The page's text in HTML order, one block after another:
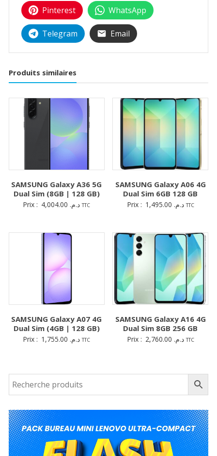
Pinterest WhatsApp
Telegram Email
Produits similaires
SAMSUNG Galaxy A36 5G
Dual Sim (8GB | 128 GB)
Prix : د.م. TTC
SAMSUNG Galaxy A06 4G
Dual Sim 6GB 128 GB
Prix : د.م. TTC
SAMSUNG Galaxy A07 4G
Dual Sim (4GB | 128 GB)
Prix : د.م. TTC
SAMSUNG Galaxy A16 4G
Dual Sim 8GB 256 GB
Prix : د.م. TTC